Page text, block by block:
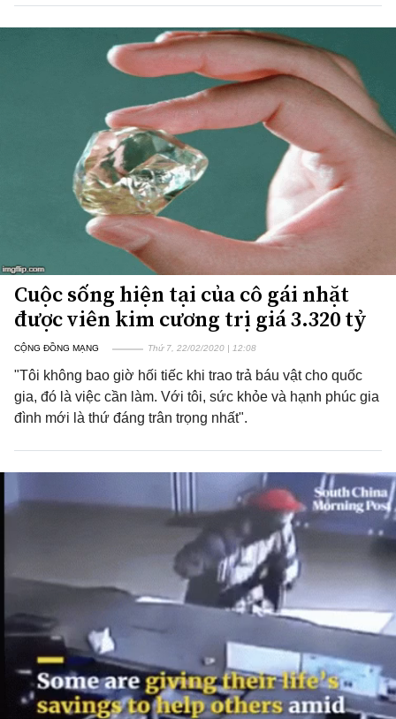
Cuộc sống hiện tại của cô gái nhặt
được viên kim cương trị giá 3.320 tỷ
CỘNG ĐỒNG MẠNG Thứ 7, 22/02/2020 | 12:08
"Tôi không bao giờ hối tiếc khi trao trả báu vật cho quốc
gia, đó là việc cần làm. Với tôi, sức khỏe và hạnh phúc gia
đình mới là thứ đáng trân trọng nhất".